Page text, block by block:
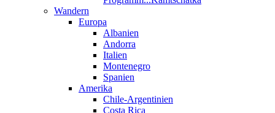
Wandern
Europa
Albanien
Andorra
Italien
Montenegro
Spanien
Amerika
Chile-Argentinien
Costa Rica